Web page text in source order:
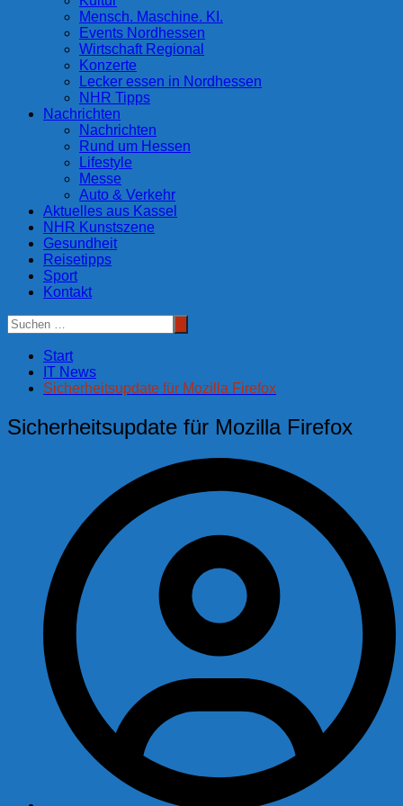
Mensch. Maschine. KI.
Events Nordhessen
Wirtschaft Regional
Konzerte
Lecker essen in Nordhessen
NHR Tipps
Nachrichten
Nachrichten
Rund um Hessen
Lifestyle
Messe
Auto & Verkehr
Aktuelles aus Kassel
NHR Kunstszene
Gesundheit
Reisetipps
Sport
Kontakt
Start
IT News
Sicherheitsupdate für Mozilla Firefox
Sicherheitsupdate für Mozilla Firefox